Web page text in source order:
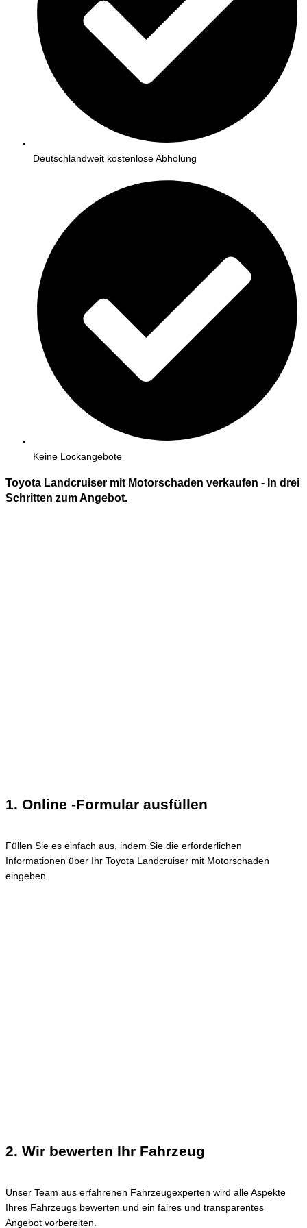
Deutschlandweit kostenlose Abholung
Keine Lockangebote
Toyota Landcruiser mit Motorschaden verkaufen - In drei
Schritten zum Angebot.
1. Online -Formular ausfüllen
Füllen Sie es einfach aus, indem Sie die erforderlichen
Informationen über Ihr Toyota Landcruiser mit Motorschaden
eingeben.
2. Wir bewerten Ihr Fahrzeug
Unser Team aus erfahrenen Fahrzeugexperten wird alle Aspekte
Ihres Fahrzeugs bewerten und ein faires und transparentes
Angebot vorbereiten.